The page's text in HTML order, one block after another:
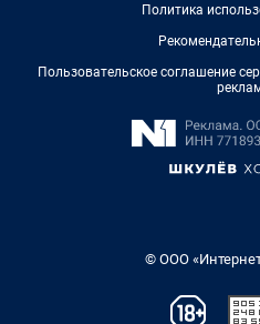
Политика
Пользовательское соглашение
© ООО